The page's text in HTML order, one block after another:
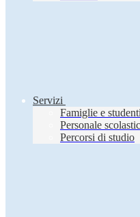
Servizi
Famiglie e studenti
Personale
Percorsi di studio